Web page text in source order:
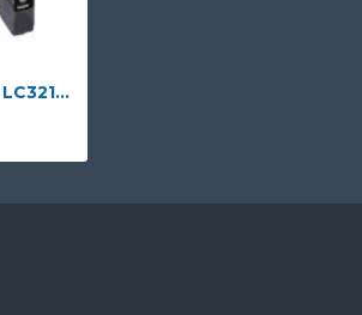
Kasetė Brother LC3213 BK OEM